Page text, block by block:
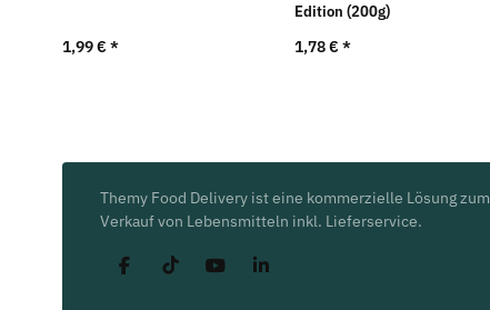
1,99 €*
Edition (200g)
1,78 €*
Themy Food Delivery ist eine kommerzielle Lösung zum
Verkauf von Lebensmitteln inkl. Lieferservice.